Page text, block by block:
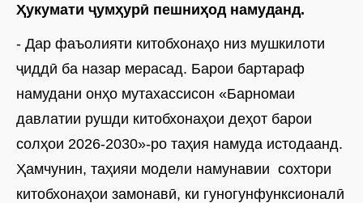
Ҳукумати ҷумҳурӣ пешниҳод намуданд.
- Дар фаъолияти китобхонаҳо низ мушкилоти
ҷиддӣ ба назар мерасад. Барои бартараф
намудани онҳо мутахассисон «Барномаи
давлатии рушди китобхонаҳои деҳот барои
солҳои 2026-2030»-ро таҳия намуда истодаанд.
Ҳамчунин, таҳияи модели намунавии сохтори
китобхонаҳои замонавӣ, ки гуногунфунксионалӣ